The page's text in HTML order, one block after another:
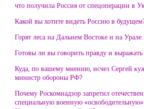
что получила Россия от спецоперации в
Какой вы хотите видеть Россию в
Горят леса на Дальнем Востоке и на
Готовы ли вы говорить правду и
Куда, по вашему мнению, исчез Сергей
министр обороны РФ?
Почему Роскомнадзор запретил
специальную военную